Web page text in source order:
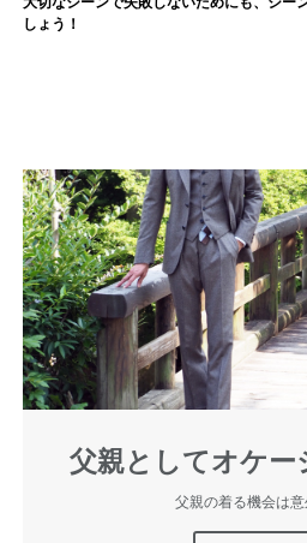
しょう！
父親としてオケー
父親の着る機会は